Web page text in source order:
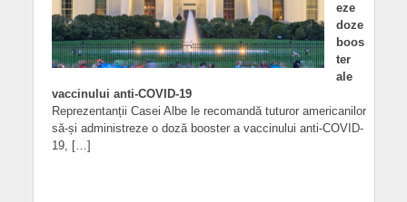
eze
doze
boos
ter
ale
vaccinului anti-COVID-19
Reprezentanții Casei Albe le recomandă tuturor americanilor
să-și administreze o doză booster a vaccinului anti-COVID-
19, […]